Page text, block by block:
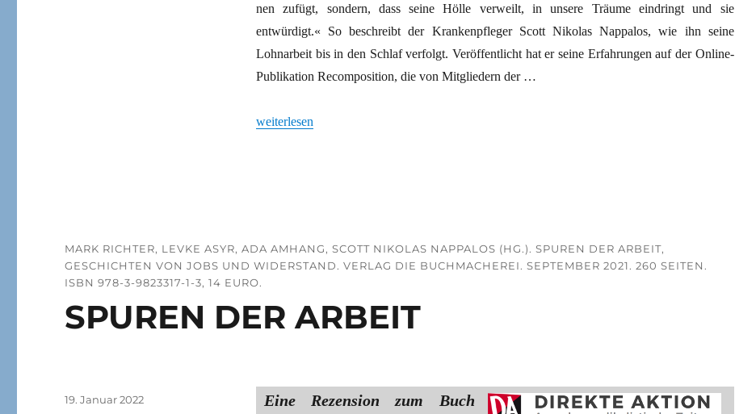
nen zufügt, sondern, dass seine Hölle verweilt, in unsere Träume eindringt und sie
entwürdigt.« So beschreibt der Krankenpfleger Scott Nikolas Nappalos, wie ihn seine
Lohnarbeit bis in den Schlaf verfolgt. Veröffentlicht hat er seine Erfahrungen auf der Online-
Publikation Recomposition, die von Mitgliedern der …
„Kampf gegen die Arbeit“
weiterlesen
MARK RICHTER, LEVKE ASYR, ADA AMHANG, SCOTT NIKOLAS NAPPALOS (HG.). SPUREN DER ARBEIT,
GESCHICHTEN VON JOBS UND WIDERSTAND. VERLAG DIE BUCHMACHEREI. SEPTEMBER 2021. 260 SEITEN.
ISBN 978-3-9823317-1-3, 14 EURO.
SPUREN DER ARBEIT
Eine Rezension zum Buch
Veröffentlicht
19. Januar 2022